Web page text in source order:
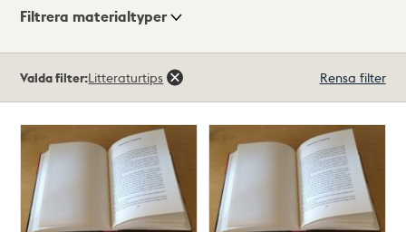
Visningsläge
Filtrera materialtyper
träffar
Valda filter:Litteraturtips Rensa filter